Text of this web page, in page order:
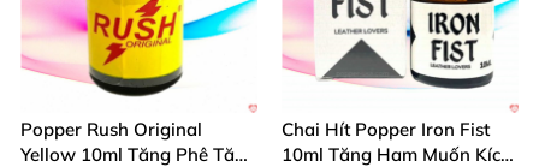
Popper Rush Original
Yellow 10ml Tăng Phê Tăng
Chai Hít Popper Iron Fist
10ml Tăng Ham Muốn Kích